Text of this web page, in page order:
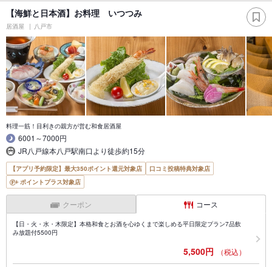
【海鮮と日本酒】お料理 いつつみ
居酒屋 八戸市
料理一筋！目利きの親方が営む和食居酒屋
6001～7000円
JR八戸線本八戸駅南口より徒歩約15分
【アプリ予約限定】最大350ポイント還元対象店
口コミ投稿特典対象店
ポイントプラス対象店
クーポン コース
【日・火・水・木限定】本格和食とお酒を心ゆくまで楽しめる平日限定プラン7品飲
み放題付5500円
5,500円 （税込）